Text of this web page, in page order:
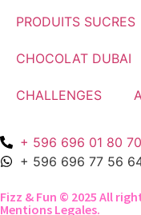
PRODUITS SUCRES
CHOCOLAT DUBAI
CHALLENGES
+ 596 696 01 80 70
+ 596 696 77 56
Fizz & Fun © 2025 All
Mentions Legales.